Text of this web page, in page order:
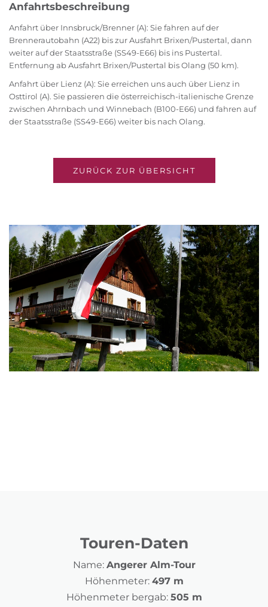
Anfahrtsbeschreibung
Anfahrt über Innsbruck/Brenner (A): Sie fahren auf der
Brennerautobahn (A22) bis zur Ausfahrt Brixen/Pustertal, dann
weiter auf der Staatsstraße (SS49-E66) bis ins Pustertal.
Entfernung ab Ausfahrt Brixen/Pustertal bis Olang (50 km).
Anfahrt über Lienz (A): Sie erreichen uns auch über Lienz in
Osttirol (A). Sie passieren die österreichisch-italienische Grenze
zwischen Ahrnbach und Winnebach (B100-E66) und fahren auf
der Staatsstraße (SS49-E66) weiter bis nach Olang.
ZURÜCK ZUR ÜBERSICHT
Touren-Daten
Name: Angerer Alm-Tour
Höhenmeter: 497 m
Höhenmeter bergab: 505 m